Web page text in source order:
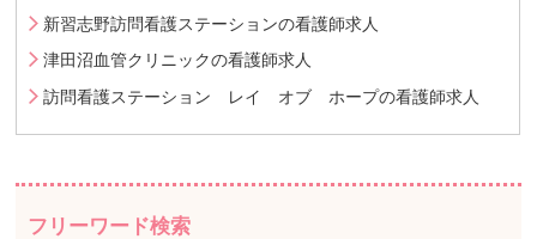
新習志野訪問看護ステーションの看護師求人
津田沼血管クリニックの看護師求人
訪問看護ステーション レイ オブ ホープの看護師求人
フリーワード検索